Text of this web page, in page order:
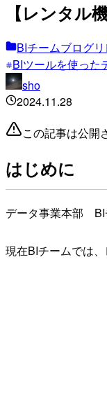
【レンタル
BIチームブログ
BIツールを使った
sho
2024.11.28
この記事は公開
はじめに
データ事業本部 BI
現在BIチームでは